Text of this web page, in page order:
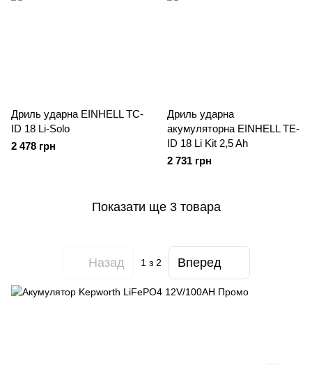
Дриль ударна EINHELL TC-
ID 18 Li-Solo
2 478 грн
Дриль ударна
акумуляторна EINHELL TE-
ID 18 Li Kit 2,5 Ah
2 731 грн
Показати ще 3 товара
Назад 1 з 2 Вперед